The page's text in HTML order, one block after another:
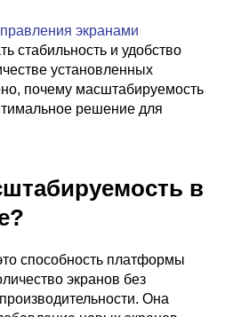
экранами
стабильность и удобство
установленных
почему масштабируемость
решение для
в
способность платформы
экранов без
Она